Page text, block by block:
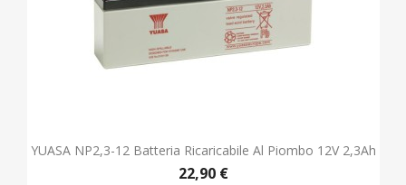
YUASA NP2,3-12 Batteria Ricaricabile Al Piombo 12V 2,3Ah
22,90 €